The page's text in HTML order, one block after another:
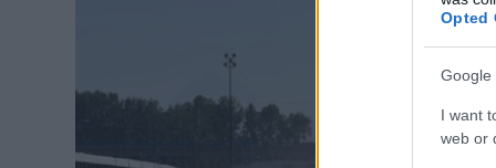
Opted
Google
I want
web or